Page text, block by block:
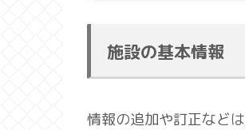
施設の基本情報
情報の追加や訂正などは